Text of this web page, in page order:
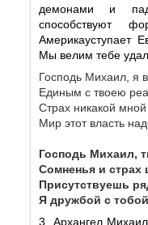
демонами и
способствуют
Америкауступает
Мы велим тебе
Господь Михаил, я
Единым с твоею
Страх никакой
Мир этот власть
Господь Михаил,
Сомненья и
Присутствуешь
Я дружбой с
3. Архангел